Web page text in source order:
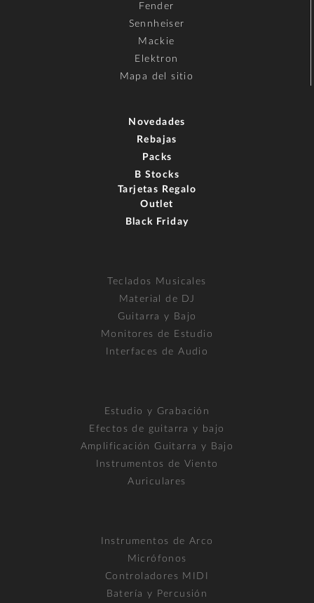
Fender
Sennheiser
Mackie
Elektron
Mapa del sitio
Novedades
Rebajas
Packs
B Stocks
Tarjetas Regalo
Outlet
Black Friday
Teclados Musicales
Material de DJ
Guitarra y Bajo
Monitores de Estudio
Interfaces de Audio
Estudio y Grabación
Efectos de guitarra y bajo
Amplificación Guitarra y Bajo
Instrumentos de Viento
Auriculares
Instrumentos de Arco
Micrófonos
Controladores MIDI
Batería y Percusión